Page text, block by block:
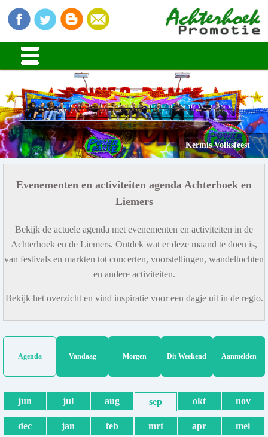
Kermis Volksfeest
Evenementen en activiteiten agenda Achterhoek en
Liemers
Bekijk de actuele agenda met evenementen en activiteiten in de
Achterhoek en de Liemers. Ontdek wat er deze maand te doen is,
van festivals en markten tot concerten, voorstellingen, wandeltochten
en andere activiteiten.
Bekijk het overzicht en vind inspiratie voor een dagje uit in de regio.
Agenda Vandaag Morgen Dit Weekend Aanmelden
jun jul aug sep okt nov
dec jan feb mrt apr mei